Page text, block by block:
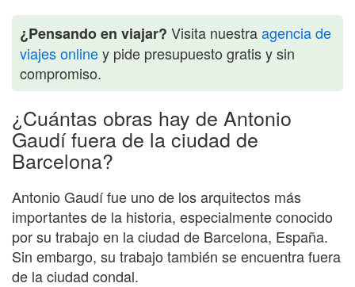
¿Pensando en viajar? Visita nuestraagencia de
viajes onliney pide presupuesto gratis y sin
compromiso.
¿Cuántas obras hay de Antonio
Gaudí fuera de la ciudad de
Barcelona?
Antonio Gaudí fue uno de los arquitectos más
importantes de la historia, especialmente conocido
por su trabajo en la ciudad de Barcelona, España.
Sin embargo, su trabajo también se encuentra fuera
de la ciudad condal.